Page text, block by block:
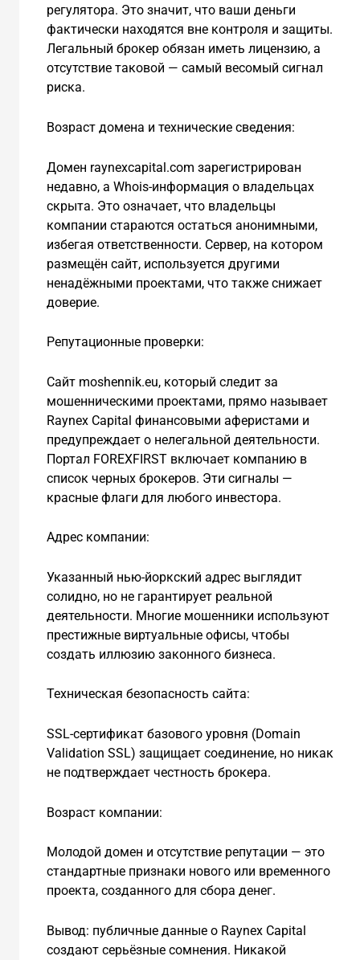
регулятора. Это значит, что ваши деньги
фактически находятся вне контроля и защиты.
Легальный брокер обязан иметь лицензию, а
отсутствие таковой — самый весомый сигнал
риска.
Возраст домена и технические сведения:
Домен raynexcapital.com зарегистрирован
недавно, а Whois-информация о владельцах
скрыта. Это означает, что владельцы
компании стараются остаться анонимными,
избегая ответственности. Сервер, на котором
размещён сайт, используется другими
ненадёжными проектами, что также снижает
доверие.
Репутационные проверки:
Сайт moshennik.eu, который следит за
мошенническими проектами, прямо называет
Raynex Capital финансовыми аферистами и
предупреждает о нелегальной деятельности.
Портал FOREXFIRST включает компанию в
список черных брокеров. Эти сигналы —
красные флаги для любого инвестора.
Адрес компании:
Указанный нью-йоркский адрес выглядит
солидно, но не гарантирует реальной
деятельности. Многие мошенники используют
престижные виртуальные офисы, чтобы
создать иллюзию законного бизнеса.
Техническая безопасность сайта:
SSL-сертификат базового уровня (Domain
Validation SSL) защищает соединение, но никак
не подтверждает честность брокера.
Возраст компании:
Молодой домен и отсутствие репутации — это
стандартные признаки нового или временного
проекта, созданного для сбора денег.
Вывод: публичные данные о Raynex Capital
создают серьёзные сомнения. Никакой